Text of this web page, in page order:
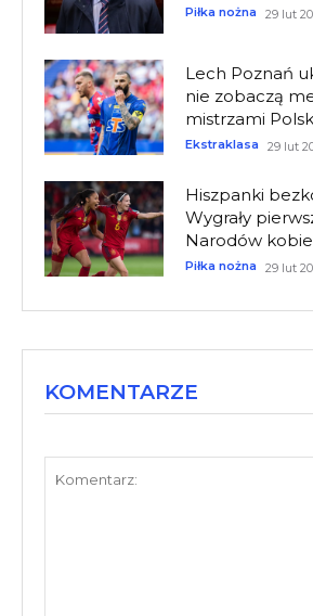
Piłka nożna 29 lut
Lech Poznań
nie zobaczą
mistrzami
Ekstraklasa 29 lut
Hiszpanki
Wygrały
Narodów
Piłka nożna 29 lut
KOMENTARZE